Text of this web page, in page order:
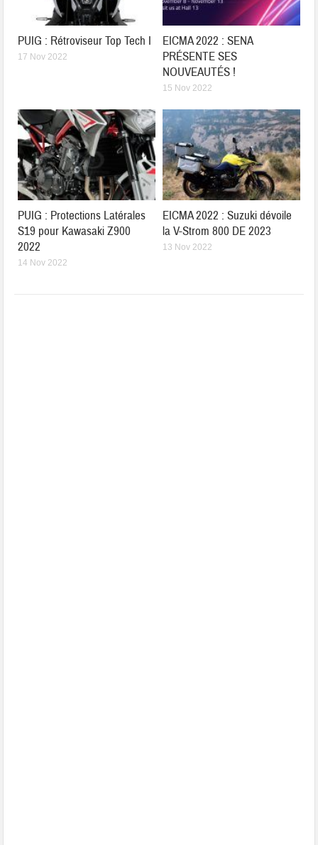
PUIG : Rétroviseur Top Tech I
17 Nov 2022
EICMA 2022 : SENA
PRÉSENTE SES
NOUVEAUTÉS !
15 Nov 2022
PUIG : Protections Latérales
S19 pour Kawasaki Z900
2022
14 Nov 2022
EICMA 2022 : Suzuki dévoile
la V-Strom 800 DE 2023
13 Nov 2022